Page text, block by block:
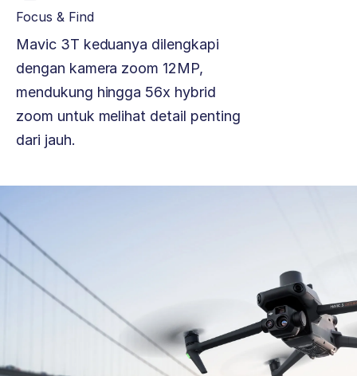
Focus & Find
Mavic 3T keduanya dilengkapi
dengan kamera zoom 12MP,
mendukung hingga 56x hybrid
zoom untuk melihat detail penting
dari jauh.